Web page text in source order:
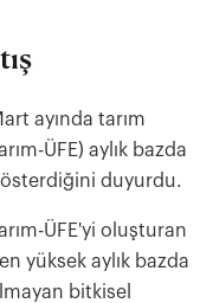
ayında tarım
ÜFE) aylık bazda
duyurdu.
ÜFE'yi oluşturan
yüksek aylık bazda
bitkisel